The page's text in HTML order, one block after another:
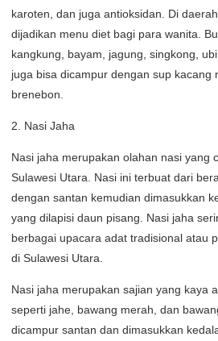
karoten, dan juga antioksidan. Di
dijadikan menu diet bagi para wanita.
kangkung, bayam, jagung, singkong,
juga bisa dicampur dengan sup kacang
brenebon.
2. Nasi Jaha
Nasi jaha merupakan olahan nasi yang
Sulawesi Utara. Nasi ini terbuat dari
dengan santan kemudian dimasukkan
yang dilapisi daun pisang. Nasi jaha
berbagai upacara adat tradisional atau
di Sulawesi Utara.
Nasi jaha merupakan sajian yang kaya
seperti jahe, bawang merah, dan
dicampur santan dan dimasukkan